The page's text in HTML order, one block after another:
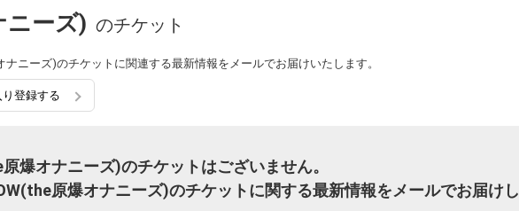
ニーズ) のチケット
ニーズ)のチケットに関連する最新情報をメールでお届けいたします。
登録する
爆オナニーズ)のチケットはございません。
原爆オナニーズ)のチケットに関する最新情報をメールでお届けし